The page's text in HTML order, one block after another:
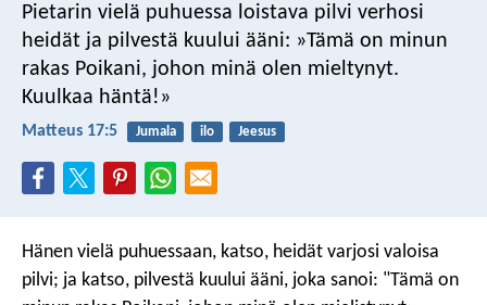
Pietarin vielä puhuessa loistava pilvi verhosi
heidät ja pilvestä kuului ääni: »Tämä on minun
rakas Poikani, johon minä olen mieltynyt.
Kuulkaa häntä!»
Matteus 17:5 Jumala ilo Jeesus
Hänen vielä puhuessaan, katso, heidät varjosi valoisa
pilvi; ja katso, pilvestä kuului ääni, joka sanoi: "Tämä on